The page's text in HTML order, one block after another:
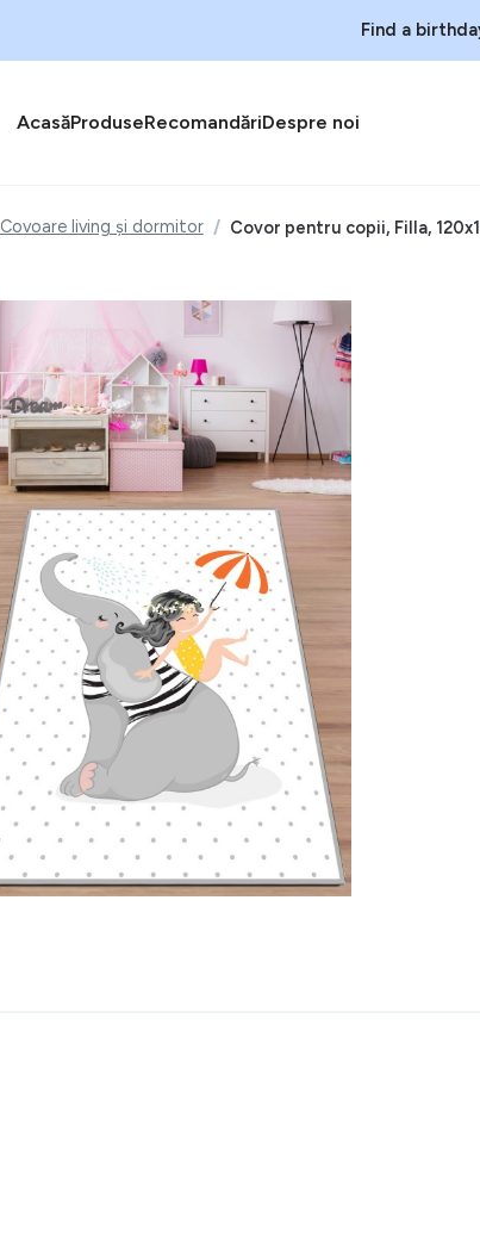
Find a
AcasăProduseRecomandăriDespre noi
Covoare living și dormitor